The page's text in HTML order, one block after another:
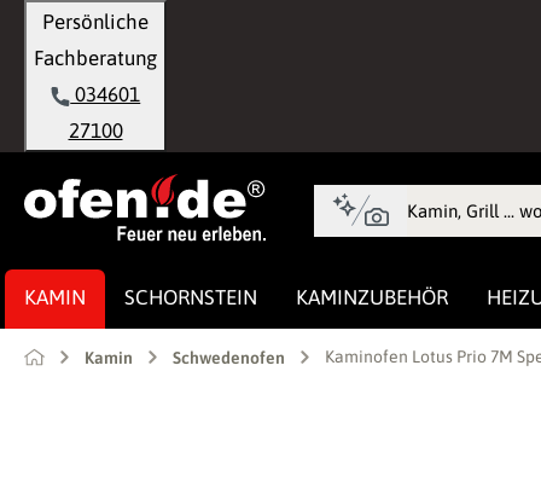
Zur Hauptnavigation springen
Persönliche
Fachberatung
034601
27100
KAMIN SCHORNSTEIN KAMINZUBEHÖR
Kamin Schwedenofen Kaminofen Lotus Prio 7M